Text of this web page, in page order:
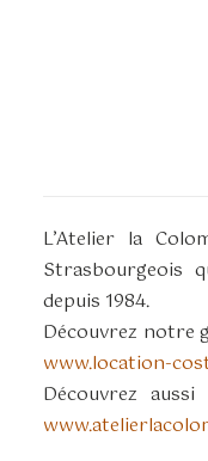
L’Atelier la
Strasbourgeois
depuis 1984.
Découvrez notre
www.location-
Découvrez